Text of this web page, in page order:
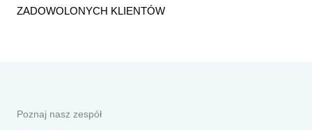
ZADOWOLONYCH KLIENTÓW
Poznaj nasz zespół